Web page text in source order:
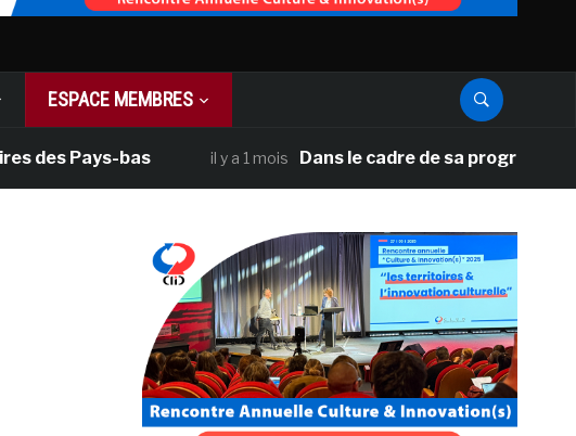
ESPACE MEMBRES
bas il y a 1 mois Dans le cadre de sa programmation